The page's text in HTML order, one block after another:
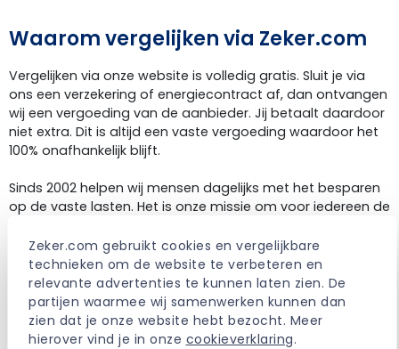
Zeker.com gebruikt cookies en vergelijkbare
technieken om de website te verbeteren en
relevante advertenties te kunnen laten zien. De
partijen waarmee wij samenwerken kunnen dan
zien dat je onze website hebt bezocht. Meer
hierover vind je in onze cookieverklaring.
Waarom vergelijken via Zeker.com
Vergelijken via onze website is volledig gratis. Sluit je via
ons een verzekering of energiecontract af, dan ontvangen
wij een vergoeding van de aanbieder. Jij betaalt daardoor
niet extra. Dit is altijd een vaste vergoeding waardoor het
100% onafhankelijk blijft.
Sinds 2002 helpen wij mensen dagelijks met het besparen
op de vaste lasten. Het is onze missie om voor iedereen de
verbeterd kan worden.
> Meer over Zeker.com